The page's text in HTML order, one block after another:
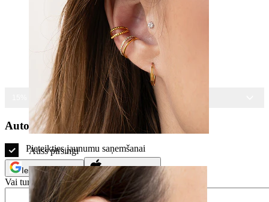
Auss pīrsingi
15% ATLAIDE VISĀM ROTĀM
Autorizējies
Pieteikties jaunumu saņemšanai
Ienākt ar Google Ienākt ar Apple
Vai turpini ar e-pastu